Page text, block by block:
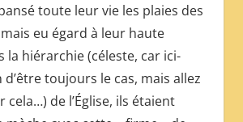
toute leur vie les plaies des
eu égard à leur haute
la hiérarchie (céleste, car ici-
d’être toujours le cas, mais allez
cela…) de l’Église, ils étaient